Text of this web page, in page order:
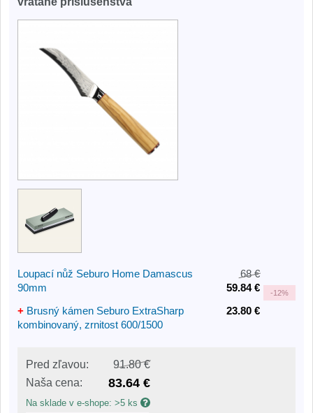
Loupací nůž Seburo Home Damascus
90mm
68 €
59.84 €
-12%
+ Brusný kámen Seburo ExtraSharp
kombinovaný, zrnitost 600/1500
23.80 €
Pred zľavou:
91.80 €
Naša cena:
83.64 €
Na sklade v e-shope: >5 ks